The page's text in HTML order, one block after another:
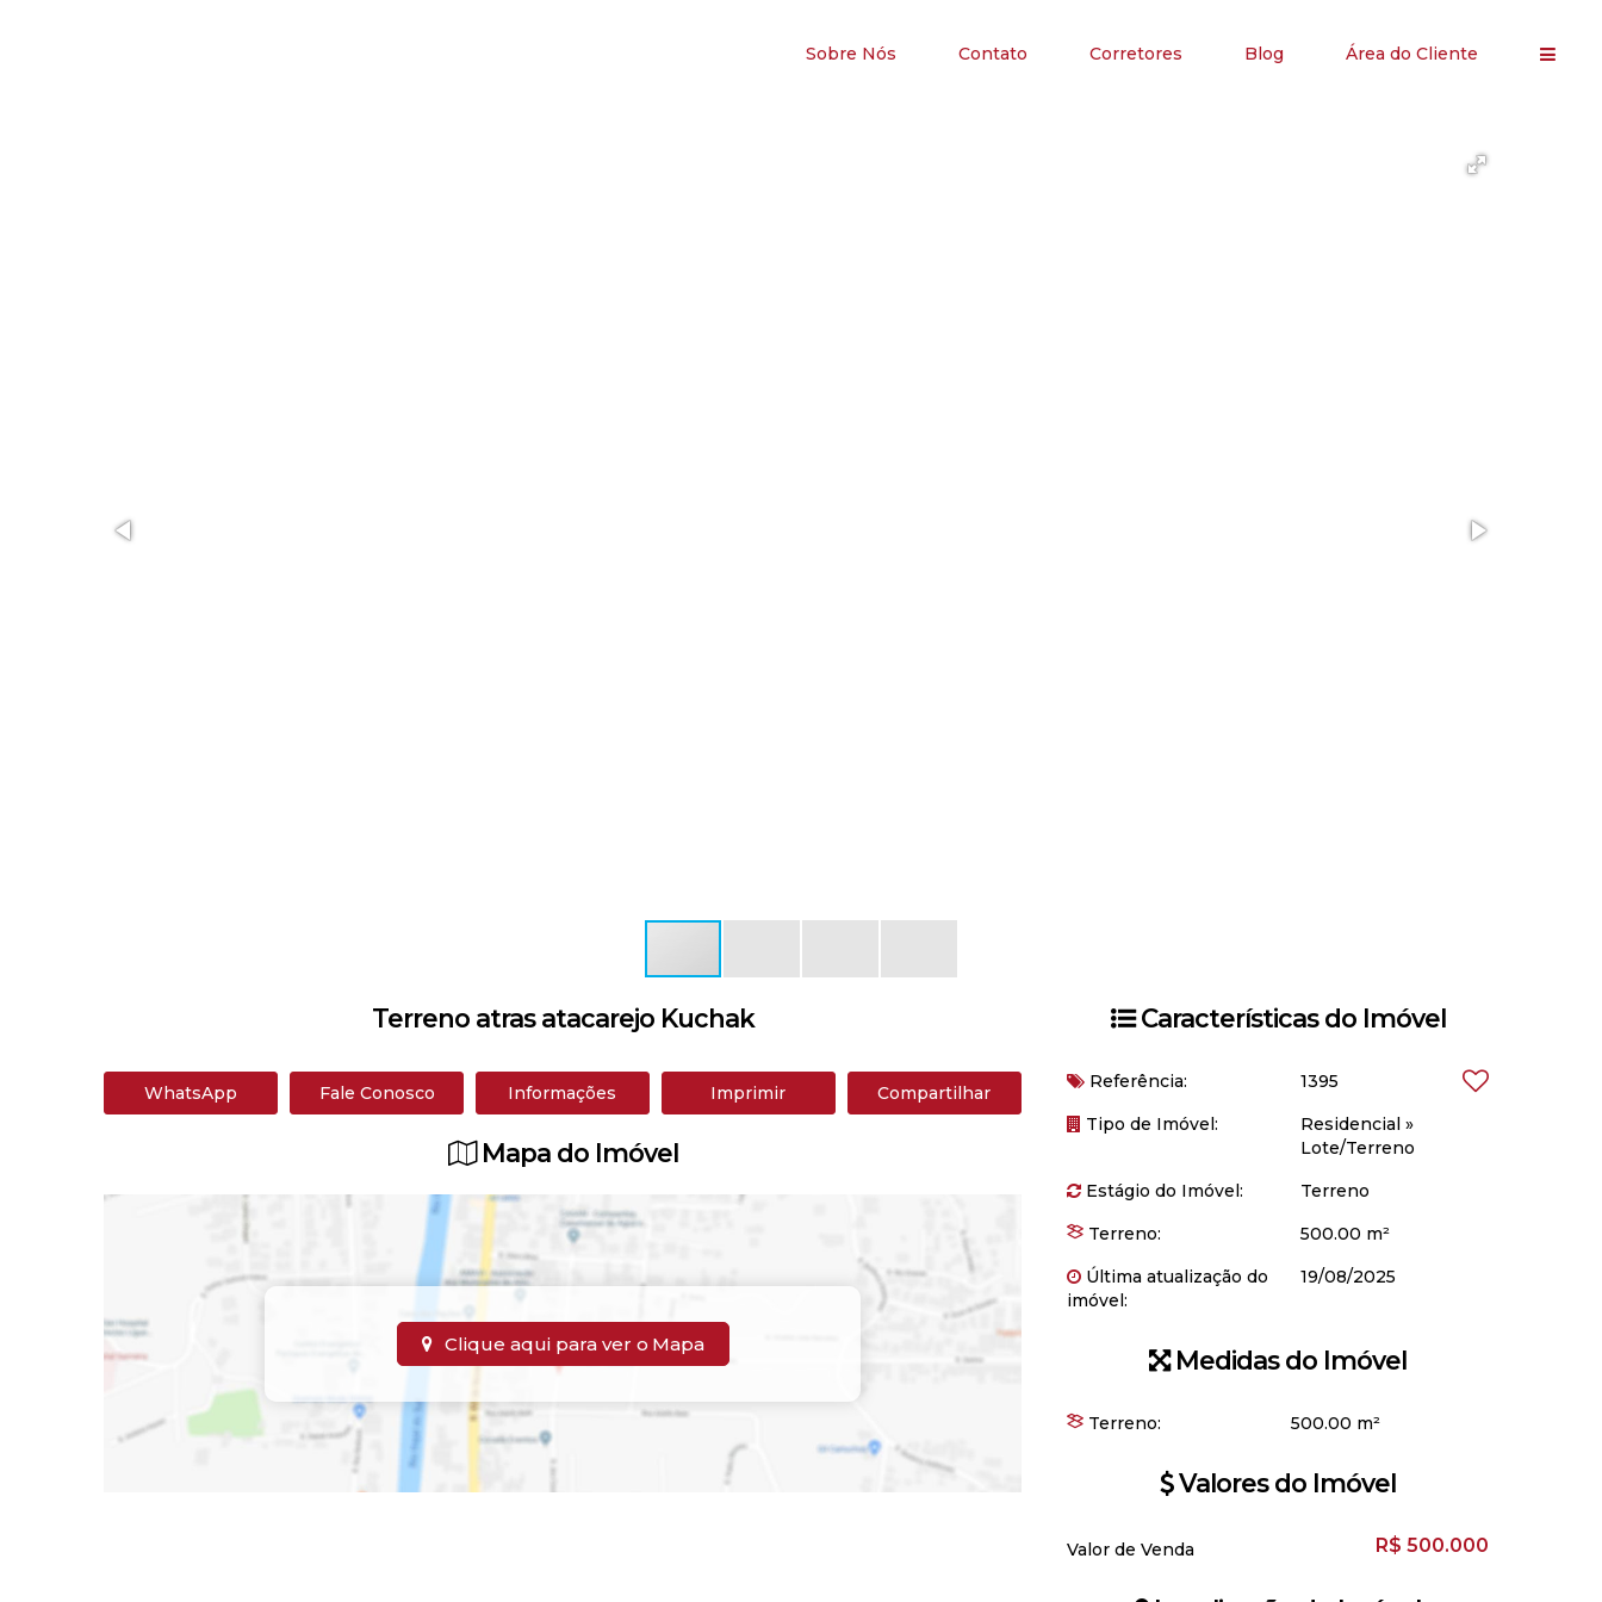
Sobre Nós Contato Corretores Blog Área do Cliente
Terreno atras atacarejo Kuchak
WhatsApp Fale Conosco Informações Imprimir Compartilhar
Mapa do Imóvel
Clique aqui para ver o Mapa
Características do Imóvel
Referência:
1395
Tipo de Imóvel:
Residencial »
Lote/Terreno
Estágio do Imóvel:
Terreno
Terreno:
500.00 m²
Última atualização do
imóvel:
19/08/2025
Medidas do Imóvel
Terreno: 500.00 m²
Valores do Imóvel
R$ 500.000
Valor de Venda